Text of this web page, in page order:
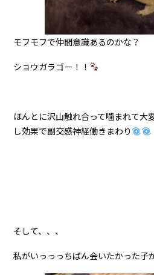
モフモフで仲間意識あるのかな？
ショウガラゴー！！
ほんとに沢山触れ合って噛まれて大
し効果で副交感神経働きまわり
そして、、、
私がいっっっちばん会いたかった子